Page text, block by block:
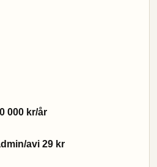
000 kr/år
avi 29 kr